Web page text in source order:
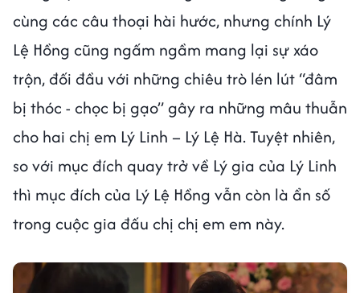
cùng các câu thoại hài hước, nhưng chính Lý
Lệ Hồng cũng ngấm ngầm mang lại sự xáo
trộn, đối đầu với những chiêu trò lén lút “đâm
bị thóc - chọc bị gạo” gây ra những mâu thuẫn
cho hai chị em Lý Linh – Lý Lệ Hà. Tuyệt nhiên,
so với mục đích quay trở về Lý gia của Lý Linh
thì mục đích của Lý Lệ Hồng vẫn còn là ẩn số
trong cuộc gia đấu chị chị em em này.